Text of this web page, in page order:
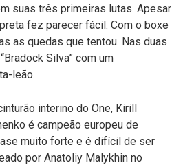
suas três primeiras lutas. Apesar
fez parecer fácil. Com o boxe
as quedas que tentou. Nas duas
Silva” com um
leão.
interino do One, Kirill
é campeão europeu de
muito forte e é difícil de ser
por Anatoliy Malykhin no